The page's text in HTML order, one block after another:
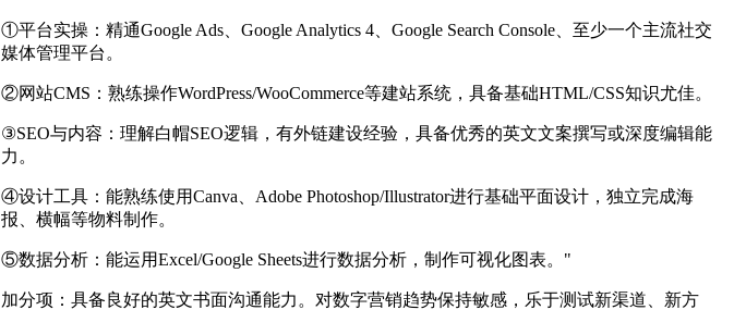
①平台实操：精通Google Ads、Google Analytics 4、Google Search Console、至少一个主流社交
媒体管理平台。
②网站CMS：熟练操作WordPress/WooCommerce等建站系统，具备基础HTML/CSS知识尤佳。
③SEO与内容：理解白帽SEO逻辑，有外链建设经验，具备优秀的英文文案撰写或深度编辑能
力。
④设计工具：能熟练使用Canva、Adobe Photoshop/Illustrator进行基础平面设计，独立完成海
报、横幅等物料制作。
⑤数据分析：能运用Excel/Google Sheets进行数据分析，制作可视化图表。"
加分项：具备良好的英文书面沟通能力。对数字营销趋势保持敏感，乐于测试新渠道、新方